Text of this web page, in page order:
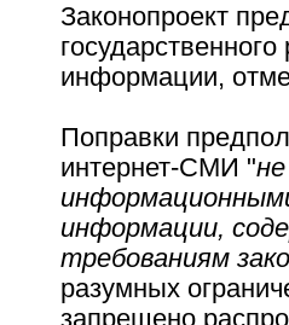
Законопроект
информации,
Поправки
интернет-СМИ "
информации,
требованиям
разумных
запрещено